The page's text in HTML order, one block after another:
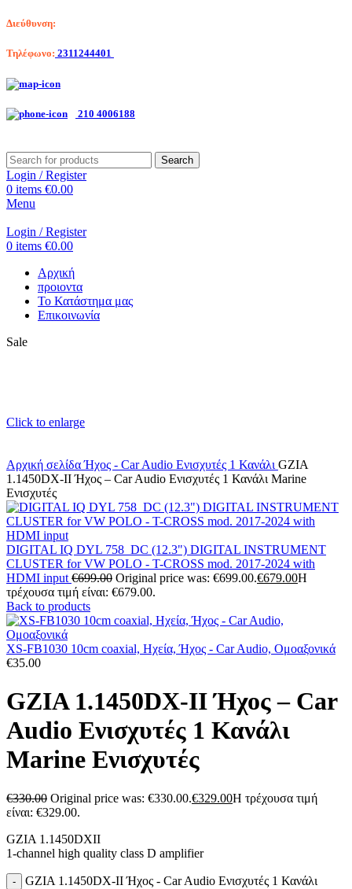
Διεύθυνση:
Τηλέφωνο: 2311244401
210 4006188
Search
Login / Register
0 items €0.00
Menu
Login / Register
0 items €0.00
Αρχική
προιοντα
Το Κατάστημα μας
Επικοινωνία
Sale
Click to enlarge
Αρχική σελίδαΉχος - Car Audio Ενισχυτές 1 Κανάλι GZIA
1.1450DX-II Ήχος – Car Audio Ενισχυτές 1 Κανάλι Marine
Ενισχυτές
DIGITAL IQ DYL 758_DC (12.3") DIGITAL INSTRUMENT
CLUSTER for VW POLO - T-CROSS mod. 2017-2024 with
HDMI input €699.00 Original price was: €699.00.€679.00Η
τρέχουσα τιμή είναι: €679.00.
Back to products
XS-FB1030 10cm coaxial, Ηχεία, Ήχος - Car Audio, Ομοαξονικά
€35.00
GZIA 1.1450DX-II Ήχος – Car
Audio Ενισχυτές 1 Κανάλι
Marine Ενισχυτές
€330.00 Original price was: €330.00.€329.00Η τρέχουσα τιμή
είναι: €329.00.
GZIA 1.1450DXII
1-channel high quality class D amplifier
GZIA 1.1450DX-II Ήχος - Car Audio Ενισχυτές 1 Κανάλι